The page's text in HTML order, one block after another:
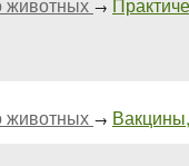
→
животных →